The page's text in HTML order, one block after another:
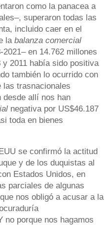
como la panacea a
superaron todas las
incluido caer en el
labalanza comercial
en 14.762 millones
2011 había sido positiva
también lo ocurrido con
las trasnacionales
desde allí nos han
negativa por US$46.187
toda en bienes
se confirmó la actitud
y de los duquistas al
Estados Unidos, en
parciales de algunas
nos obligó a acusar a la
no porque nos hagamos